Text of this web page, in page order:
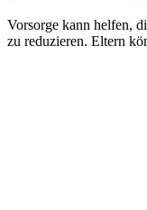
Vorsorge kann helfen,
zu reduzieren. Eltern